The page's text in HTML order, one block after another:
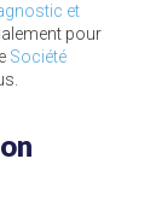
et
pour
Société